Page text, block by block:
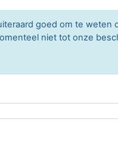
goed om te weten
niet tot onze